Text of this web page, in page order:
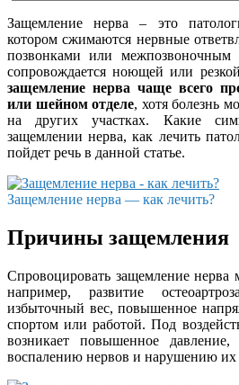
Защемление нерва – это
котором сжимаются нервные
позвонками или межпозвоночным
сопровождается ноющей или
защемление нерва чаще всего
или шейном отделе, хотя болезнь
на других участках. Какие
защемлении нерва, как лечить
пойдет речь в данной статье.
Защемление нерва — как лечить?
Причины защемления
Спровоцировать защемление нерва
например, развитие
избыточный вес, повышенное
спортом или работой. Под
возникает повышенное
воспалению нервов и нарушению